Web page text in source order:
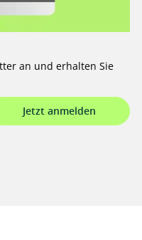
an und erhalten Sie
Jetzt anmelden